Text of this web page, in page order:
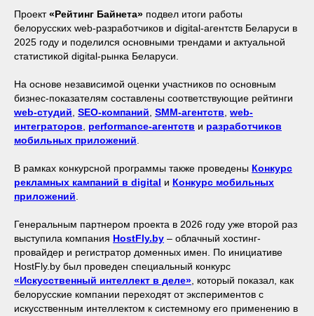
Проект«Рейтинг Байнета» подвел итоги работы
белорусских web-разработчиков и digital-агентств Беларуси в
2025 году и поделился основными трендами и актуальной
статистикой digital-рынка Беларуси.
На основе независимой оценки участников по основным
бизнес-показателям составлены соответствующие рейтинги
web-студий, SEO-компаний, SMM-агентств, web-
интеграторов, performance-агентств и разработчиков
мобильных приложений.
В рамках конкурсной программы также проведены Конкурс
рекламных кампаний в digital и Конкурс мобильных
приложений.
Генеральным партнером проекта в 2026 году уже второй раз
выступила компания HostFly.by – облачный хостинг-
провайдер и регистратор доменных имен. По инициативе
HostFly.by был проведен специальный конкурс
«Искусственный интеллект в деле», который показал, как
белорусские компании переходят от экспериментов с
искусственным интеллектом к системному его применению в